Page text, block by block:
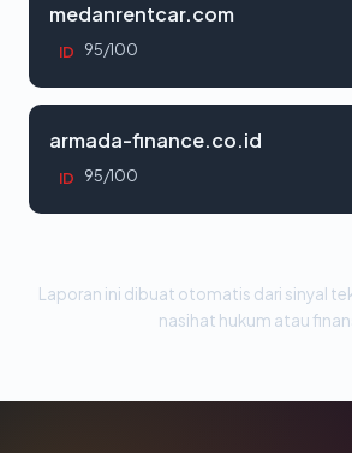
medanrentcar.com
ID 95/100
armada-finance.co.id
ID 95/100
Laporan ini dibuat otomatis dari sinyal
nasihat hukum atau